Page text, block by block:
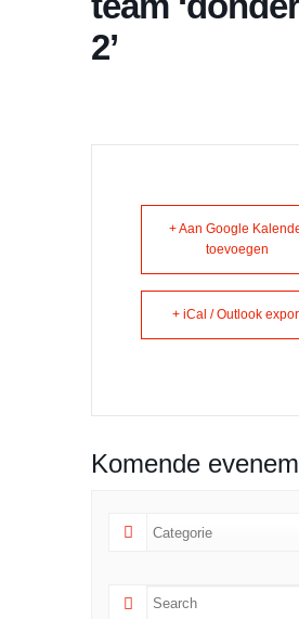
2’
+ Aan Google
toevoegen
+ iCal / Outlook
Komende